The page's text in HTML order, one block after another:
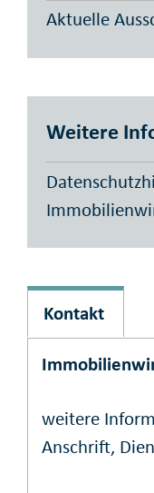
Aktuelle
Weitere
Kontakt
weitere
Anschrift,